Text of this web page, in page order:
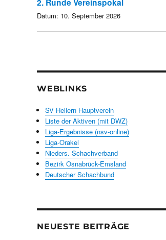
Datum: 10. September 2026
WEBLINKS
SV Hellern Hauptverein
Liste der Aktiven (mit DWZ)
Liga-Ergebnisse (nsv-online)
Liga-Orakel
Nieders. Schachverband
Bezirk Osnabrück-Emsland
Deutscher Schachbund
NEUESTE BEITRÄGE